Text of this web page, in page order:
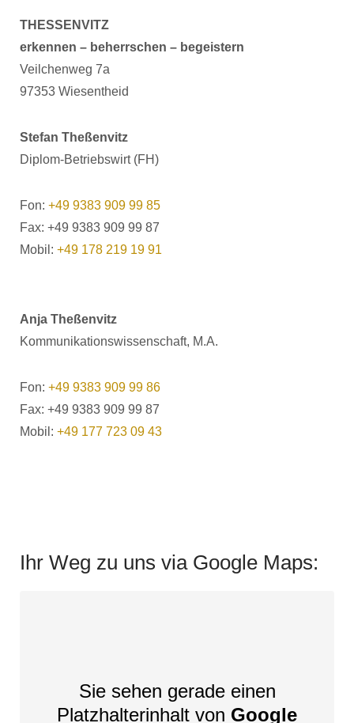
THESSENVITZ
erkennen – beherrschen – begeistern
Veilchenweg 7a
97353 Wiesentheid
Stefan Theßenvitz
Diplom-Betriebswirt (FH)
Fon: +49 9383 909 99 85
Fax: +49 9383 909 99 87
Mobil: +49 178 219 19 91
Anja Theßenvitz
Kommunikationswissenschaft, M.A.
Fon: +49 9383 909 99 86
Fax: +49 9383 909 99 87
Mobil: +49 177 723 09 43
Ihr Weg zu uns via Google Maps:
Sie sehen gerade einen
Platzhalterinhalt von Google